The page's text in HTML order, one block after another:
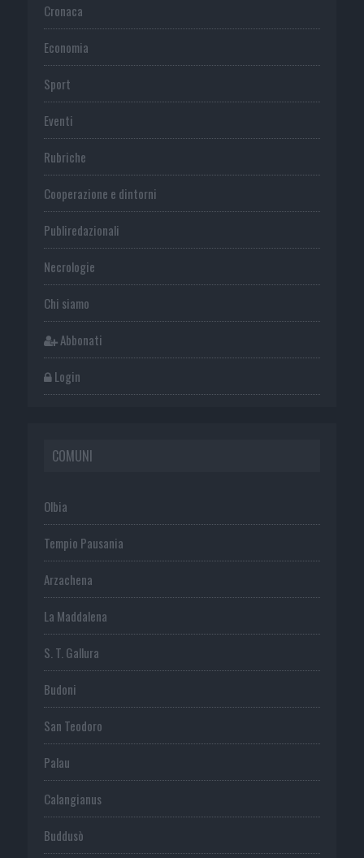
Cronaca
Economia
Sport
Eventi
Rubriche
Cooperazione e dintorni
Publiredazionali
Necrologie
Chi siamo
Abbonati
Login
COMUNI
Olbia
Tempio Pausania
Arzachena
La Maddalena
S. T. Gallura
Budoni
San Teodoro
Palau
Calangianus
Buddusò